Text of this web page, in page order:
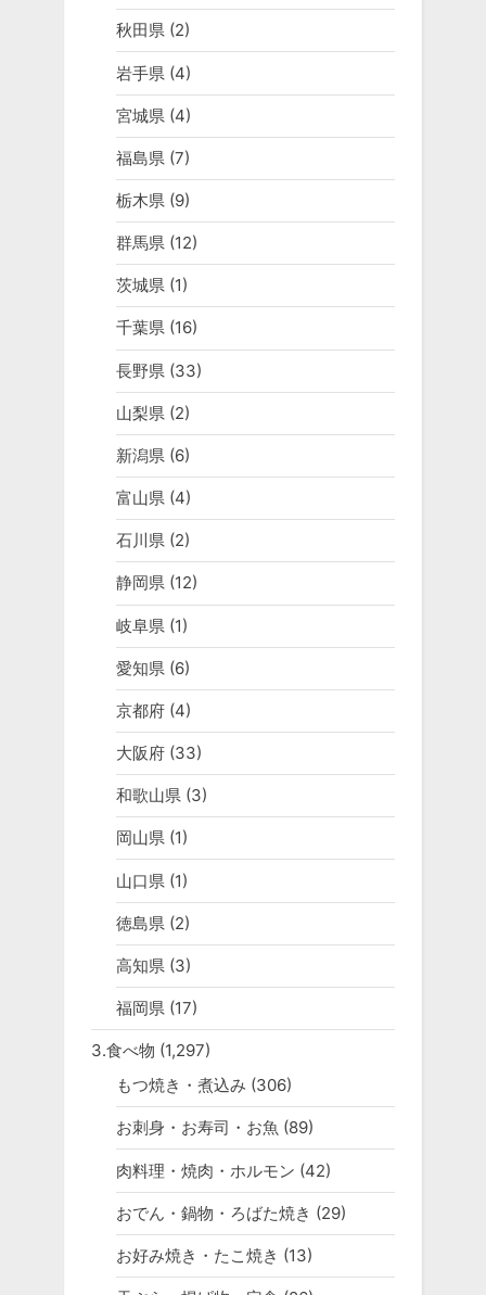
秋田県(2)
岩手県 (4)
宮城県 (4)
福島県(7)
栃木県(9)
群馬県(12)
茨城県(1)
千葉県(16)
長野県 (33)
山梨県 (2)
新潟県(6)
富山県(4)
石川県(2)
静岡県(12)
岐阜県 (1)
愛知県 (6)
京都府(4)
大阪府(33)
和歌山県(3)
岡山県(1)
山口県 (1)
徳島県 (2)
高知県(3)
福岡県(17)
3.食べ物 (1,297)
もつ焼き・煮込み (306)
お刺身・お寿司・お魚 (89)
肉料理・焼肉・ホルモン (42)
おでん・鍋物・ろばた焼き (29)
お好み焼き・たこ焼き (13)